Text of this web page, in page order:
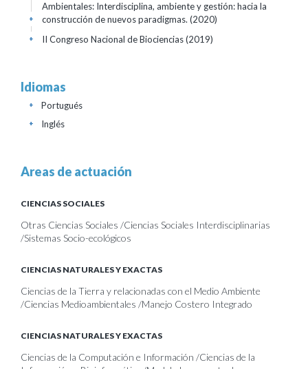
Ambientales: Interdisciplina, ambiente y gestión: hacia la
construcción de nuevos paradigmas. (2020)
+
II Congreso Nacional de Biociencias(2019)
+
Idiomas
Portugués
+
Inglés
+
Areas de actuación
CIENCIAS SOCIALES
Otras Ciencias Sociales /Ciencias Sociales Interdisciplinarias
/Sistemas Socio-ecológicos
CIENCIAS NATURALES Y EXACTAS
Ciencias de la Tierra y relacionadas con el Medio Ambiente
/Ciencias Medioambientales /Manejo Costero Integrado
CIENCIAS NATURALES Y EXACTAS
Ciencias de la Computación e Información /Ciencias de la